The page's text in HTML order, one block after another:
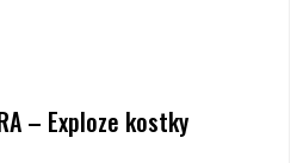
– Exploze kostky